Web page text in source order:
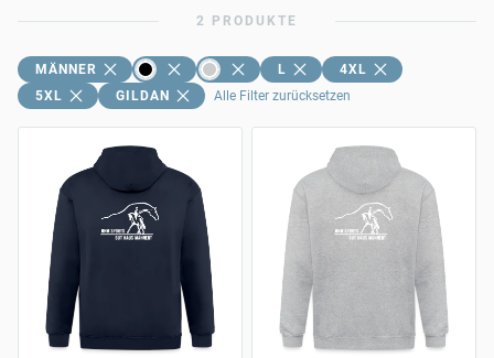
2 PRODUKTE
MÄNNER L
4XL
5XL
GILDAN Alle Filter zurücksetzen